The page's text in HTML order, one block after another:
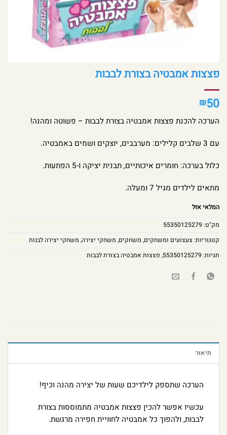
פצצות אמבטיה בצורת לבבות
₪50
הערכה להכנת פצצות אמבטיה בצורת לבבות – פשוטה ומהנה!
עם 3 שלבים קלילים: מערבבים, יוצקים ושמים באמבטיה.
כלול בערכה: חומרים איכותיים, תבנית יציקה ו-5 הפתעות.
מתאים לילדים מגיל 7 ומעלה.
המלאי אזל
מק"ט: 55350125279
קטגוריות: צעצועים ומשחקים, משחקים, משחקי יצירה, משחקי יצירה לבנות
תגיות: 55350125279
, פצצות אמבטיה בצורת לבבות
תיאור
הערכה שתספק לילדיכם שעות של יצירה מהנה וכיף!
עכשיו אפשר להכין פצצות אמבטיה מתמוססות בצורת
לבבות, ולהפוך כל אמבטיה לחוויית חפירה מרגשת.